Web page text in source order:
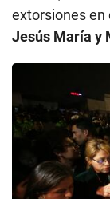
extorsiones
Jesús María y